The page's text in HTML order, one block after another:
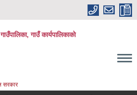
गाउँ कार्यपालिकाको
सरकार